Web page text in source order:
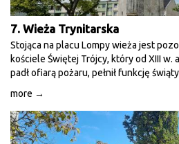
7. Wieża Trynitarska
Stojąca na placu Lompy wieża jest
kościele Świętej Trójcy, który od XIII w.
padł ofiarą pożaru, pełnił funkcję
more →